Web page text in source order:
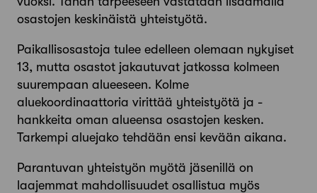
osastojen keskinäistä yhteistyötä.
Paikallisosastoja tulee edelleen olemaan nykyiset
13, mutta osastot jakautuvat jatkossa kolmeen
suurempaan alueeseen. Kolme
aluekoordinaattoria virittää yhteistyötä ja -
hankkeita oman alueensa osastojen kesken.
Tarkempi aluejako tehdään ensi kevään aikana.
Parantuvan yhteistyön myötä jäsenillä on
laajemmat mahdollisuudet osallistua myös